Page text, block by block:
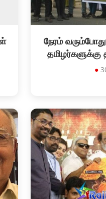
நேரம்
தமிழர்களுக்கு
●